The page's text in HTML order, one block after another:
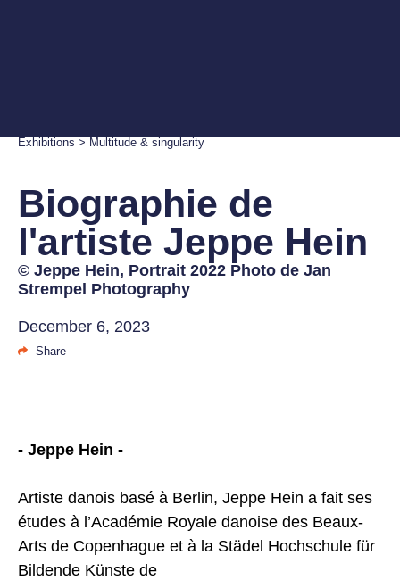
Exhibitions > Multitude & singularity
Biographie de
l'artiste Jeppe Hein
© Jeppe Hein, Portrait 2022 Photo de Jan
Strempel Photography
December 6, 2023
Share
- Jeppe Hein -
Artiste danois basé à Berlin, Jeppe Hein a fait ses
études à l’Académie Royale danoise des Beaux-
Arts de Copenhague et à la Städel Hochschule für
Bildende Künste de